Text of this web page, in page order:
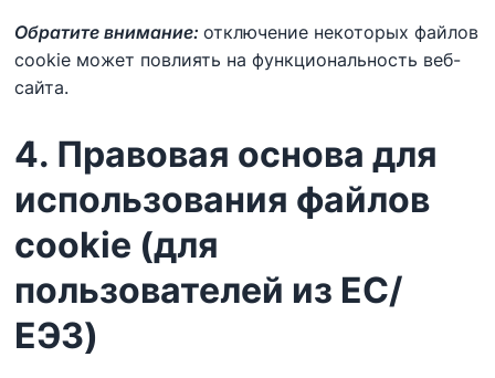
Обратите внимание:отключение некоторых файлов
cookie может повлиять на функциональность веб-
сайта.
4. Правовая основа для
использования файлов
cookie (для
пользователей из ЕС/
ЕЭЗ)